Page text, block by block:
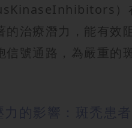
）
的治療潛力，能有效
信號通路，為嚴重的